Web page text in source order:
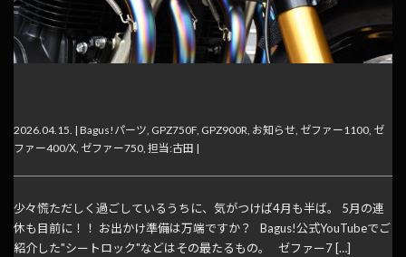
2026.04.15. | Bagus!パーツ, GPZ750F, GPZ900R, お知らせ, ゼファー1100, ゼ
ファー400/Χ, ゼファー750, 担当:古田 |
少々慌ただしく過ごしているうちに、気がつけば4月も半ば。 5月の連
休も目前に！！ お出かけ準備は万端ですか？ Bagus!公式YouTubeでご
紹介した"シートロック"などはその最たるもの。 ゼファー7 […]